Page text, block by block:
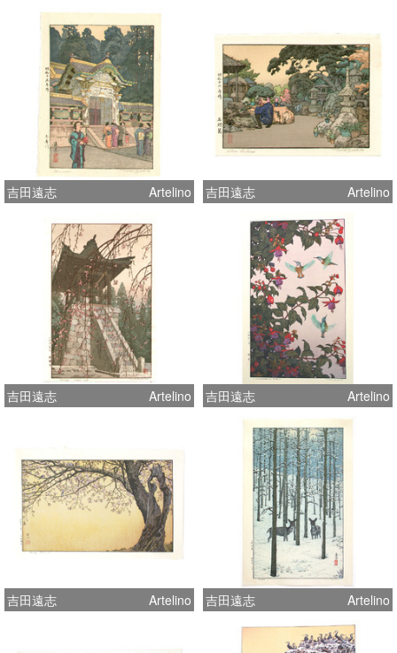
吉田遠志 Artelino 吉田遠志 Artelino
吉田遠志 Artelino 吉田遠志 Artelino
吉田遠志 Artelino 吉田遠志 Artelino